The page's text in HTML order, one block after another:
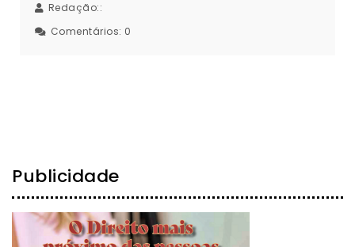
Redação::
Comentários: 0
Publicidade